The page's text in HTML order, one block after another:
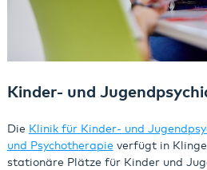
Kinder- und
Die Klinik für Kinder- und
und Psychotherapie verfügt in
stationäre Plätze für Kinder und